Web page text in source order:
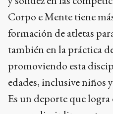
Es un deporte que logra
mayor disciplina,
sentido de respeto y
se comparte el tatami.
deporte se puede
@cemtandil_jiujitsu en
2494649888.